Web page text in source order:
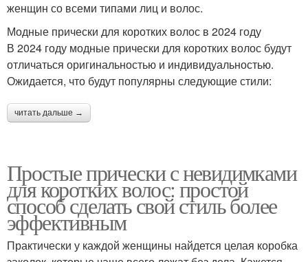
женщин со всеми типами лиц и волос.
Модные прически для коротких волос в 2024 году
В 2024 году модные прически для коротких волос будут
отличаться оригинальностью и индивидуальностью.
Ожидается, что будут популярны следующие стили:
читать дальше →
Простые прически с невидимками
для коротких волос: простой
способ сделать свой стиль более
эффективным
Практически у каждой женщины найдется целая коробка